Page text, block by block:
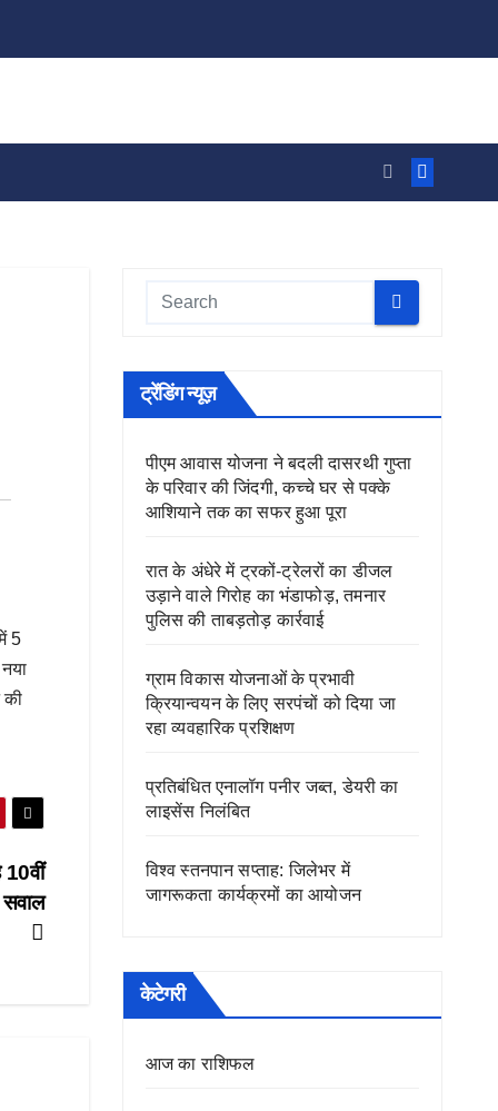
5
की
सवाल
ट्रेंडिंग न्यूज़
पीएम आवास योजना ने बदली दासरथी गुप्ता
के परिवार की जिंदगी, कच्चे घर से पक्के
आशियाने तक का सफर हुआ पूरा
रात के अंधेरे में ट्रकों-ट्रेलरों का डीजल
उड़ाने वाले गिरोह का भंडाफोड़, तमनार
पुलिस की ताबड़तोड़ कार्रवाई
ग्राम विकास योजनाओं के प्रभावी
क्रियान्वयन के लिए सरपंचों को दिया जा
रहा व्यवहारिक प्रशिक्षण
प्रतिबंधित एनालॉग पनीर जब्त, डेयरी का
लाइसेंस निलंबित
विश्व स्तनपान सप्ताह: जिलेभर में
जागरूकता कार्यक्रमों का आयोजन
केटेगरी
आज का राशिफल